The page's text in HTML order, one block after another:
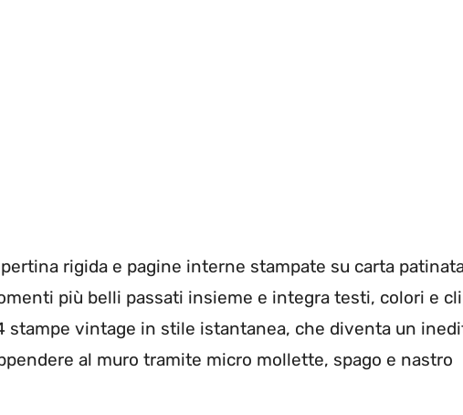
rigida e pagine interne stampate su carta
più belli passati insieme e integra testi, colori e
stampe vintage in stile istantanea, che diventa un
al muro tramite micro mollette, spago e nastro